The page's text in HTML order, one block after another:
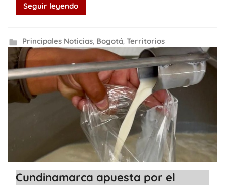
Seguir leyendo
Principales Noticias, Bogotá, Territorios
Cundinamarca apuesta por el